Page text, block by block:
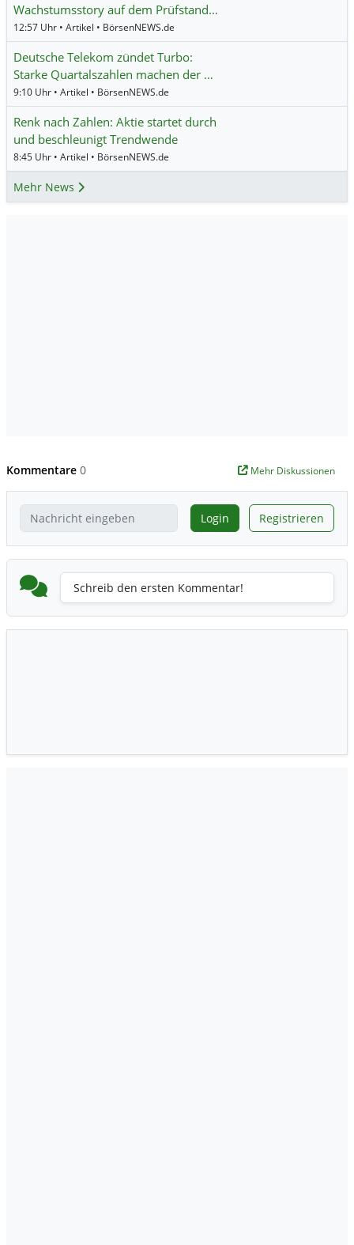
Wachstumsstory auf dem Prüfstand…
12:57 Uhr • Artikel • BörsenNEWS.de
Deutsche Telekom zündet Turbo:
Starke Quartalszahlen machen der …
9:10 Uhr • Artikel • BörsenNEWS.de
Renk nach Zahlen: Aktie startet durch
und beschleunigt Trendwende
8:45 Uhr • Artikel • BörsenNEWS.de
Mehr News
Kommentare 0 Mehr Diskussionen
Login Registrieren
Schreib den ersten Kommentar!